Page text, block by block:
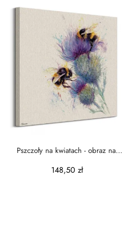
Pszczoły na kwiatach - obraz na
148,50 zł